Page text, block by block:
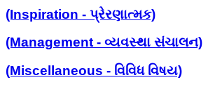
(Inspiration - પ્રેરણાત્મક)
(Management - વ્યવસ્થા સંચાલન)
(Miscellaneous - વિવિધ વિષય)